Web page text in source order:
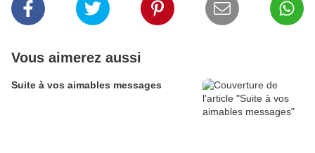
Vous aimerez aussi
Suite à vos aimables messages